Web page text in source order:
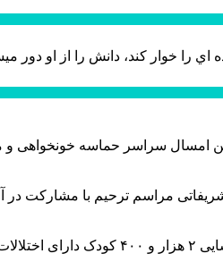
اي را خوار كند، دانش را از او دور
مراسم ترحیم با مشارکت در